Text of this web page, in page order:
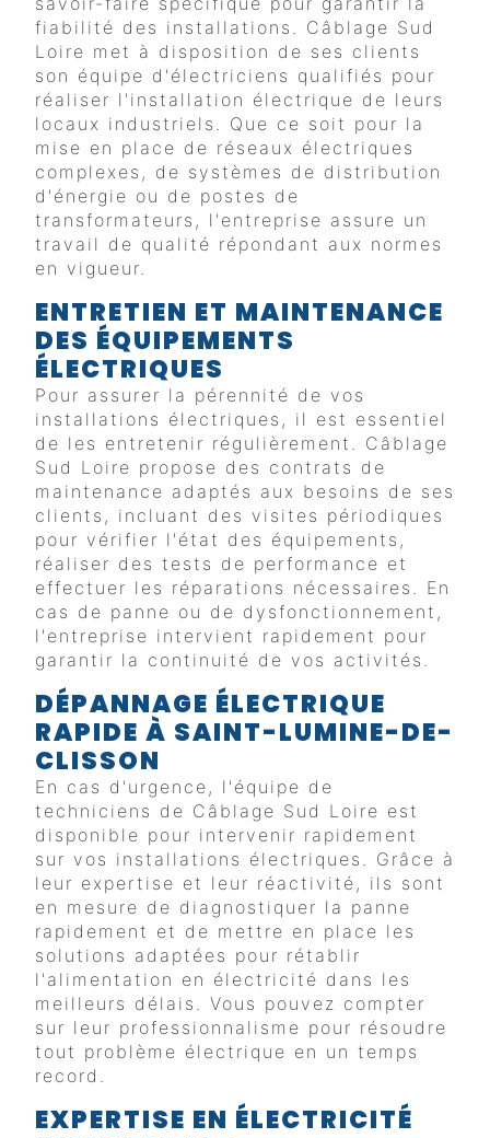
fiabilité des installations. Câblage Sud
Loire met à disposition de ses clients
son équipe d'électriciens qualifiés pour
réaliser l'installation électrique de leurs
locaux industriels. Que ce soit pour la
mise en place de réseaux électriques
complexes, de systèmes de distribution
d'énergie ou de postes de
transformateurs, l'entreprise assure un
travail de qualité répondant aux normes
en vigueur.
ENTRETIEN ET MAINTENANCE
DES ÉQUIPEMENTS
ÉLECTRIQUES
Pour assurer la pérennité de vos
installations électriques, il est essentiel
de les entretenir régulièrement. Câblage
Sud Loire propose des contrats de
maintenance adaptés aux besoins de ses
clients, incluant des visites périodiques
pour vérifier l'état des équipements,
réaliser des tests de performance et
effectuer les réparations nécessaires. En
cas de panne ou de dysfonctionnement,
l'entreprise intervient rapidement pour
garantir la continuité de vos activités.
DÉPANNAGE ÉLECTRIQUE
RAPIDE À SAINT-LUMINE-DE-
CLISSON
En cas d'urgence, l'équipe de
techniciens de Câblage Sud Loire est
disponible pour intervenir rapidement
sur vos installations électriques. Grâce à
leur expertise et leur réactivité, ils sont
en mesure de diagnostiquer la panne
rapidement et de mettre en place les
solutions adaptées pour rétablir
l'alimentation en électricité dans les
meilleurs délais. Vous pouvez compter
sur leur professionnalisme pour résoudre
tout problème électrique en un temps
record.
EXPERTISE EN ÉLECTRICITÉ